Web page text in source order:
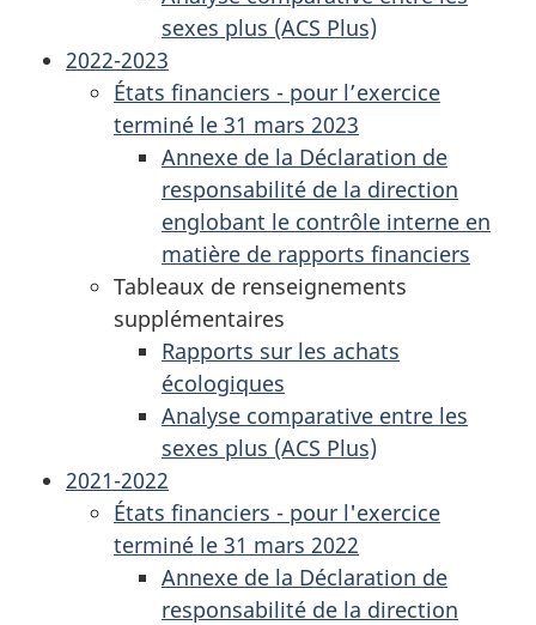
sexes plus (ACS Plus)
2022-2023
États financiers - pour l’exercice
terminé le 31 mars 2023
Annexe de la Déclaration de
responsabilité de la direction
englobant le contrôle interne en
matière de rapports financiers
Tableaux de renseignements
supplémentaires
Rapports sur les achats
écologiques
Analyse comparative entre les
sexes plus (ACS Plus)
2021-2022
États financiers - pour l'exercice
terminé le 31 mars 2022
Annexe de la Déclaration de
responsabilité de la direction